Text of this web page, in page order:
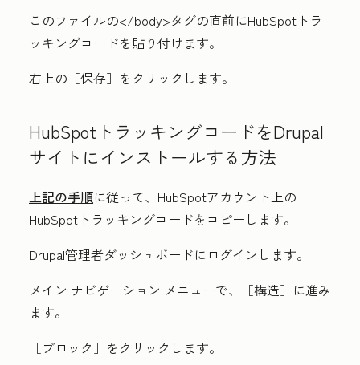
このファイルの</body>タグの直前にHubSpotトラ
ッキングコードを貼り付けます。
右上の［保存］ をクリックします。
HubSpotトラッキングコードをDrupal
サイトにインストールする方法
上記の手順に従って、HubSpotアカウント上の
HubSpotトラッキングコードをコピーします。
Drupal管理者ダッシュボードにログインします。
メイン ナビゲーション メニューで、
［構造］に進み
ます。
［ブロック］をクリックします。